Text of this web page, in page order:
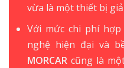
vừa là một thiết bị
Với mức chi phí
nghệ hiện đại và
MORCARcũng là